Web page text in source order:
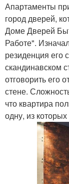
Апартаменты
город дверей,
Доме Дверей
Работе".
резиденция
скандинавском
отговорить его
стене.
что квартира
одну, из